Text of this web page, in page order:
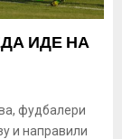
ИДЕ НА
фудбалери
и направили